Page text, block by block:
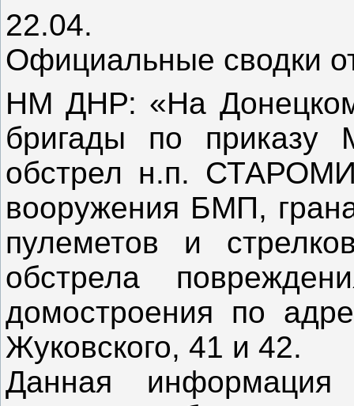
22.04.
Официальные сводки
НМ ДНР: «На
бригады по
обстрел н.п.
вооружения БМП,
пулеметов и
обстрела
домостроения по
Жуковского, 41 и 42.
Данная